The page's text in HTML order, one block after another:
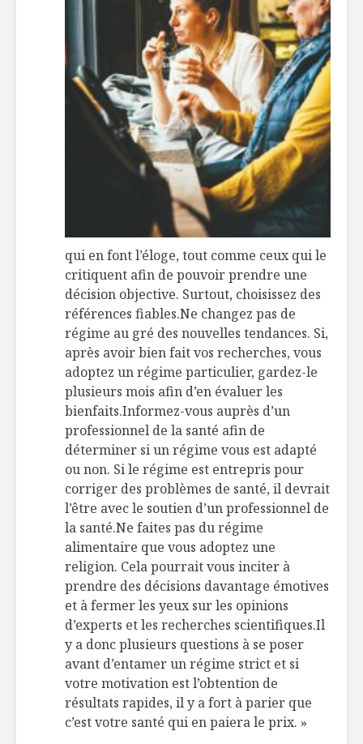
qui en font l’éloge, tout comme ceux qui le
critiquent afin de pouvoir prendre une
décision objective. Surtout, choisissez des
références fiables.Ne changez pas de
régime au gré des nouvelles tendances. Si,
après avoir bien fait vos recherches, vous
adoptez un régime particulier, gardez-le
plusieurs mois afin d’en évaluer les
bienfaits.Informez-vous auprès d’un
professionnel de la santé afin de
déterminer si un régime vous est adapté
ou non. Si le régime est entrepris pour
corriger des problèmes de santé, il devrait
l’être avec le soutien d’un professionnel de
la santé.Ne faites pas du régime
alimentaire que vous adoptez une
religion. Cela pourrait vous inciter à
prendre des décisions davantage émotives
et à fermer les yeux sur les opinions
d’experts et les recherches scientifiques.Il
y a donc plusieurs questions à se poser
avant d’entamer un régime strict et si
votre motivation est l’obtention de
résultats rapides, il y a fort à parier que
c’est votre santé qui en paiera le prix. »